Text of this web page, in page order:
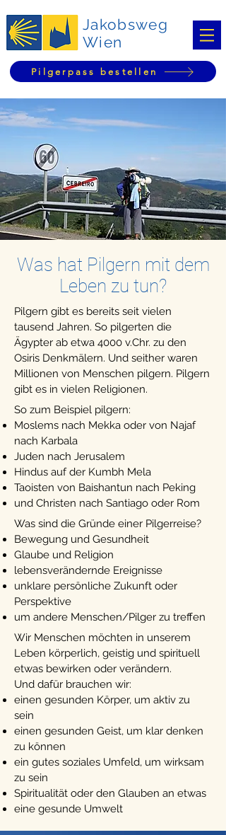
Jakobsweg
Wien
Pilgerpass bestellen
Was hat Pilgern mit dem
Leben zu tun?
Pilgern gibt es bereits seit vielen
tausend Jahren. So pilgerten die
Ägypter ab etwa 4000 v.Chr. zu den
Osiris Denkmälern. Und seither waren
Millionen von Menschen pilgern. Pilgern
gibt es in vielen Religionen.
So zum Beispiel pilgern:
Moslems nach Mekka oder von Najaf
nach Karbala
Juden nach Jerusalem
Hindus auf der Kumbh Mela
Taoisten von Baishantun nach Peking
und Christen nach Santiago oder Rom
Was sind die Gründe einer Pilgerreise?
Bewegung und Gesundheit
Glaube und Religion
lebensverändernde Ereignisse
unklare persönliche Zukunft oder
Perspektive
um andere Menschen/Pilger zu treffen
Wir Menschen möchten in unserem
Leben körperlich, geistig und spirituell
etwas bewirken oder verändern.
Und dafür brauchen wir:
einen gesunden Körper, um aktiv zu
sein
einen gesunden Geist, um klar denken
zu können
ein gutes soziales Umfeld, um wirksam
zu sein
Spiritualität oder den Glauben an etwas
eine gesunde Umwelt